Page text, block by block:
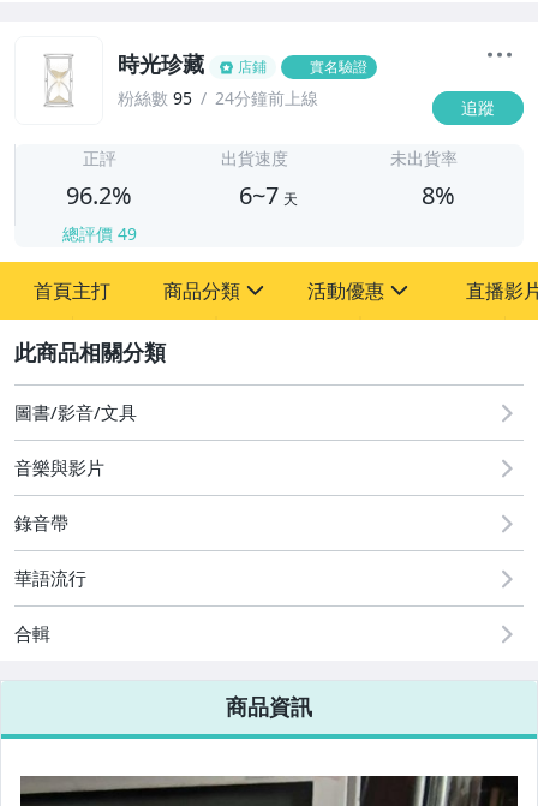
時光珍藏 店鋪 實名驗證
粉絲數 95 24分鐘前上線 追蹤
正評
96.2%
總評價 49
出貨速度
6~7 天
未出貨率
8%
首頁主打 商品分類
其它
活動優惠
[全店] 粉絲專享
[全店] 週年慶
直播影
圖書/影音/文具
音樂與影片
錄音帶
華語流行
合輯
商品資訊